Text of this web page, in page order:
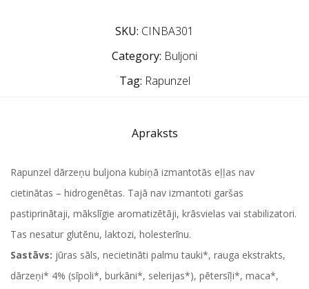
SKU: CINBA301
Category: Buljoni
Tag: Rapunzel
Apraksts
Rapunzel dārzeņu buljona kubiņā izmantotās eļļas nav
cietinātas – hidrogenētas. Tajā nav izmantoti garšas
pastiprinātaji, mākslīgie aromatizētāji, krāsvielas vai stabilizatori.
Tas nesatur glutēnu, laktozi, holesterīnu.
Sastāvs: jūras sāls, necietināti palmu tauki*, rauga ekstrakts,
dārzeņi* 4% (sīpoli*, burkāni*, selerijas*), pētersīļi*, maca*,